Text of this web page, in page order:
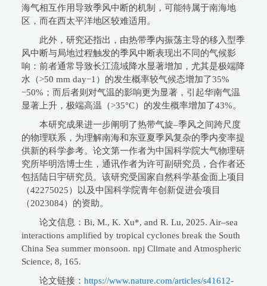
海气相互作用导致季风中断的机制，可能特属于南海地
区，而在西太平洋地区较难适用。
此外，研究还指出，由热带季内振荡主导的移入型季
风中断与局地过程触发的季风中断表现出不同的气候影
响：前者通常导致长江流域降水显著增加，尤其是极端降
水（>50 mm day−1）的发生概率较气候态增加了35%
−50%；而后者则对气温的影响更为显著，引起华南气温
显著上升，极端高温（>35°C）的发生概率增加了43%。
本研究成果进一步阐明了热带气旋–季风之间跨尺度
的物理联系，为理解南海和东亚夏季风复杂的季内变率提
供新的科学参考。论文第一作者为中国科学院大气物理研
究所毕明浩博士生，通讯作者为许可副研究员，合作者还
包括陆日宇研究员。该研究受国家自然科学基金面上项目
（42275025）以及中国科学院青年创新促进会项目
（2023084）的资助。
论文信息：Bi, M., K. Xu*, and R. Lu, 2025. Air–sea
interactions amplified by tropical cyclones break the South
China Sea summer monsoon. npj Climate and Atmospheric
Science, 8, 165.
论文链接： https://www.nature.com/articles/s41612-